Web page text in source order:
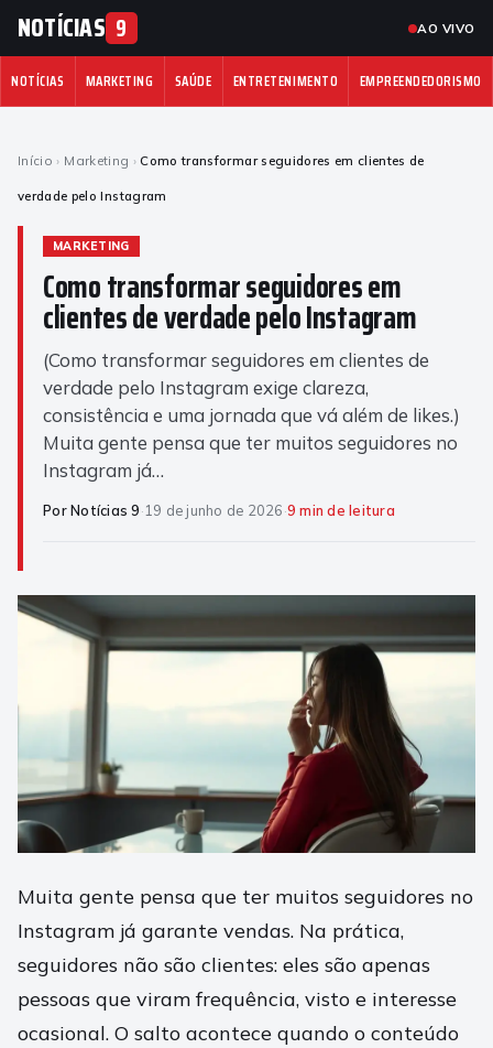
NOTÍCIAS 9 AO VIVO
NOTÍCIAS MARKETING SAÚDE ENTRETENIMENTO EMPREENDEDORISMO
Início › Marketing › Como transformar seguidores em clientes de
verdade pelo Instagram
MARKETING
Como transformar seguidores em
clientes de verdade pelo Instagram
(Como transformar seguidores em clientes de
verdade pelo Instagram exige clareza,
consistência e uma jornada que vá além de likes.)
Muita gente pensa que ter muitos seguidores no
Instagram já…
Por Notícias 9·19 de junho de 2026·9 min de leitura
Muita gente pensa que ter muitos seguidores no
Instagram já garante vendas. Na prática,
seguidores não são clientes: eles são apenas
pessoas que viram frequência, visto e interesse
ocasional. O salto acontece quando o conteúdo